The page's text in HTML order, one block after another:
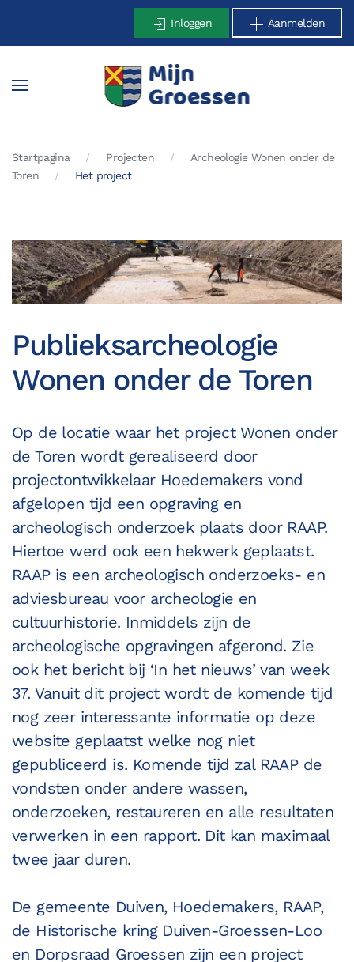
Terug naar hoofdinhoud
Inloggen Aanmelden
Startpagina Projecten
Archeologie Wonen onder de
Toren
Het project
Publieksarcheologie
Wonen onder de Toren
Op de locatie waar het project Wonen onder
de Toren wordt gerealiseerd door
projectontwikkelaar Hoedemakers vond
afgelopen tijd een opgraving en
archeologisch onderzoek plaats door RAAP.
Hiertoe werd ook een hekwerk geplaatst.
RAAP is een archeologisch onderzoeks- en
adviesbureau voor archeologie en
cultuurhistorie. Inmiddels zijn de
archeologische opgravingen afgerond. Zie
ook het bericht bij ‘In het nieuws’ van week
37. Vanuit dit project wordt de komende tijd
nog zeer interessante informatie op deze
website geplaatst welke nog niet
gepubliceerd is. Komende tijd zal RAAP de
vondsten onder andere wassen,
onderzoeken, restaureren en alle resultaten
verwerken in een rapport. Dit kan maximaal
twee jaar duren.
De gemeente Duiven, Hoedemakers, RAAP,
de Historische kring Duiven-Groessen-Loo
en Dorpsraad Groessen zijn een project